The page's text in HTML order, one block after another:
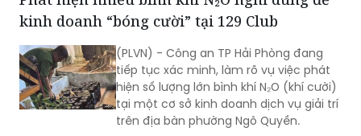
(PLVN) - Công an TP Hải Phòng đang
tiếp tục xác minh, làm rõ vụ việc phát
hiện số lượng lớn bình khí N₂O (khí cười)
tại một cơ sở kinh doanh dịch vụ giải trí
trên địa bàn phường Ngô Quyền.
Triệt phá đường dây cá độ mùa World Cup